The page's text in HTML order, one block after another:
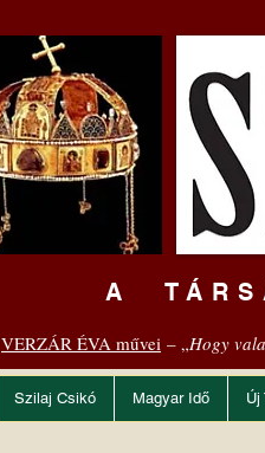
A
VERZÁR ÉVA művei – „Hogy
Szilaj Csikó Magyar Idő Új